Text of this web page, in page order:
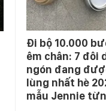
Đi bộ 10.000
êm chân: 7 đôi
ngón đang
lùng nhất hè
mẫu Jennie